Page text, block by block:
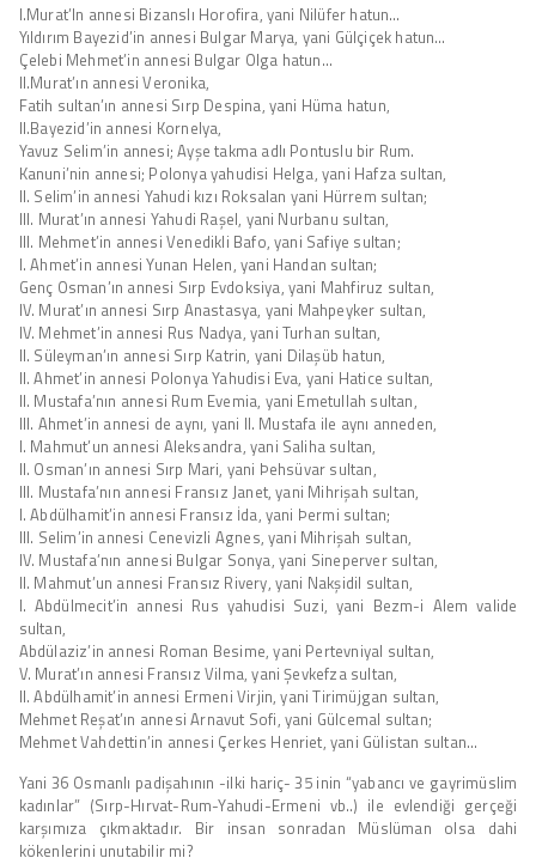
I.Murat’In annesi Bizanslı Horofira, yani Nilüfer hatun…
Yıldırım Bayezid’in annesi Bulgar Marya, yani Gülçiçek hatun…
Çelebi Mehmet’in annesi Bulgar Olga hatun…
II.Murat’ın annesi Veronika,
Fatih sultan’ın annesi Sırp Despina, yani Hüma hatun,
II.Bayezid’in annesi Kornelya,
Yavuz Selim’in annesi; Ayşe takma adlı Pontuslu bir Rum.
Kanuni’nin annesi; Polonya yahudisi Helga, yani Hafza sultan,
II. Selim’in annesi Yahudi kızı Roksalan yani Hürrem sultan;
III. Murat’ın annesi Yahudi Raşel, yani Nurbanu sultan,
III. Mehmet’in annesi Venedikli Bafo, yani Safiye sultan;
I. Ahmet’in annesi Yunan Helen, yani Handan sultan;
Genç Osman’ın annesi Sırp Evdoksiya, yani Mahfiruz sultan,
IV. Murat’ın annesi Sırp Anastasya, yani Mahpeyker sultan,
IV. Mehmet’in annesi Rus Nadya, yani Turhan sultan,
II. Süleyman’ın annesi Sırp Katrin, yani Dilaşüb hatun,
II. Ahmet’in annesi Polonya Yahudisi Eva, yani Hatice sultan,
II. Mustafa’nın annesi Rum Evemia, yani Emetullah sultan,
III. Ahmet’in annesi de aynı, yani II. Mustafa ile aynı anneden,
I. Mahmut’un annesi Aleksandra, yani Saliha sultan,
II. Osman’ın annesi Sırp Mari, yani Þehsüvar sultan,
III. Mustafa’nın annesi Fransız Janet, yani Mihrişah sultan,
I. Abdülhamit’in annesi Fransız İda, yani Þermi sultan;
III. Selim’in annesi Cenevizli Agnes, yani Mihrişah sultan,
IV. Mustafa’nın annesi Bulgar Sonya, yani Sineperver sultan,
II. Mahmut’un annesi Fransız Rivery, yani Nakşidil sultan,
I. Abdülmecit’in annesi Rus yahudisi Suzi, yani Bezm-i Alem valide
sultan,
Abdülaziz’in annesi Roman Besime, yani Pertevniyal sultan,
V. Murat’ın annesi Fransız Vilma, yani Şevkefza sultan,
II. Abdülhamit’in annesi Ermeni Virjin, yani Tirimüjgan sultan,
Mehmet Reşat’ın annesi Arnavut Sofi, yani Gülcemal sultan;
Mehmet Vahdettin’in annesi Çerkes Henriet, yani Gülistan sultan…
Yani 36 Osmanlı padişahının -ilki hariç- 35 inin “yabancı ve gayrimüslim
kadınlar” (Sırp-Hırvat-Rum-Yahudi-Ermeni vb..) ile evlendiği gerçeği
karşımıza çıkmaktadır. Bir insan sonradan Müslüman olsa dahi
kökenlerini unutabilir mi?